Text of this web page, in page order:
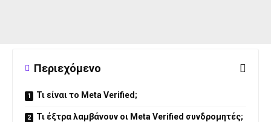
Περιεχόμενο
Τι είναι το Meta Verified;
Τι έξτρα λαμβάνουν οι Meta Verified συνδρομητές;